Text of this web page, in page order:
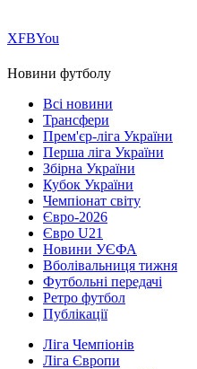
ХFBYou
Новини футболу
Всі новини
Трансфери
Прем'єр-ліга України
Перша ліга України
Збірна України
Кубок України
Чемпіонат світу
Євро-2026
Євро U21
Новини УЄФА
Вболівальниця тижня
Футбольні передачі
Ретро футбол
Публікації
Ліга Чемпіонів
Ліга Європи